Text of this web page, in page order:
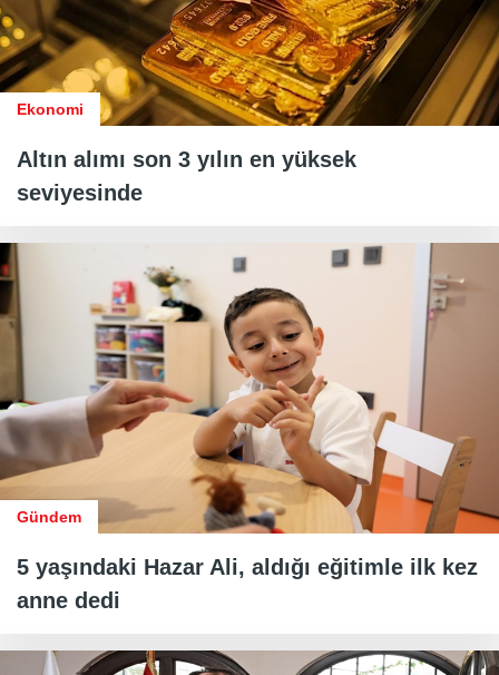
Ekonomi
Altın alımı son 3 yılın en yüksek
seviyesinde
Gündem
5 yaşındaki Hazar Ali, aldığı eğitimle ilk kez
anne dedi